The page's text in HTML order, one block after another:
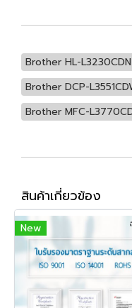
Brother HL-L3230CDN
Brother DCP-
Brother MFC-
สินค้าเกี่ยวข้อง
New